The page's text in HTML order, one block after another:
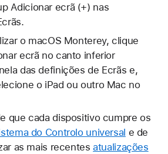
Adicionar ecrã (+) nas
o macOS Monterey, clique
ecrã no canto inferior
das definições de Ecrãs e,
o iPad ou outro Mac no
que cada dispositivo cumpre os
do Controlo universal e de
as mais recentesatualizações